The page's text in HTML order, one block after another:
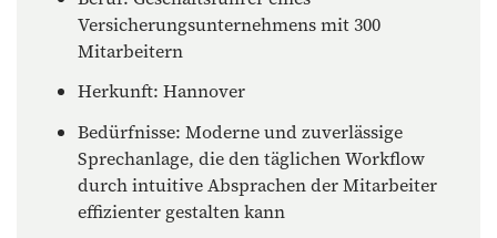
Versicherungsunternehmens mit 300
Mitarbeitern
Herkunft: Hannover
Bedürfnisse: Moderne und zuverlässige
Sprechanlage, die den täglichen Workflow
durch intuitive Absprachen der Mitarbeiter
effizienter gestalten kann